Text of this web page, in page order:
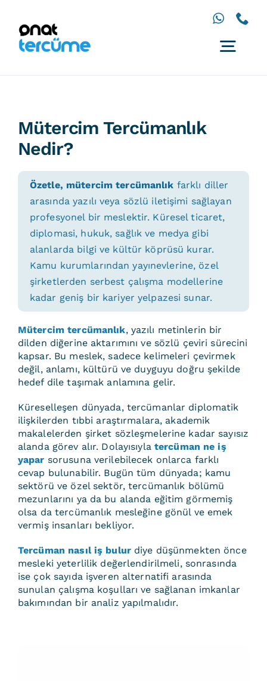
Hizmetler
İletişim
Mütercim Tercümanlık
Nedir?
Özetle, mütercim tercümanlık farklı diller
arasında yazılı veya sözlü iletişimi sağlayan
profesyonel bir meslektir. Küresel ticaret,
diplomasi, hukuk, sağlık ve medya gibi
alanlarda bilgi ve kültür köprüsü kurar.
Kamu kurumlarından yayınevlerine, özel
şirketlerden serbest çalışma modellerine
kadar geniş bir kariyer yelpazesi sunar.
Mütercim tercümanlık, yazılı metinlerin bir
dilden diğerine aktarımını ve sözlü çeviri sürecini
kapsar. Bu meslek, sadece kelimeleri çevirmek
değil, anlamı, kültürü ve duyguyu doğru şekilde
hedef dile taşımak anlamına gelir.
Küreselleşen dünyada, tercümanlar diplomatik
ilişkilerden tıbbi araştırmalara, akademik
makalelerden şirket sözleşmelerine kadar sayısız
alanda görev alır. Dolayısıyla tercüman ne iş
yapar sorusuna verilebilecek onlarca farklı
cevap bulunabilir. Bugün tüm dünyada; kamu
sektörü ve özel sektör, tercümanlık bölümü
mezunlarını ya da bu alanda eğitim görmemiş
olsa da tercümanlık mesleğine gönül ve emek
vermiş insanları bekliyor.
Tercüman nasıl iş bulurdiye düşünmekten önce
mesleki yeterlilik değerlendirilmeli, sonrasında
ise çok sayıda işveren alternatifi arasında
sunulan çalışma koşulları ve sağlanan imkanlar
bakımından bir analiz yapılmalıdır.